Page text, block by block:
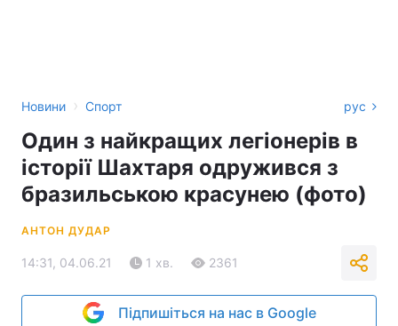
Новини › Спорт рус
Один з найкращих легіонерів в
історії Шахтаря одружився з
бразильською красунею (фото)
АНТОН ДУДАР
14:31, 04.06.21 1 хв. 2361
Підпишіться на нас в Google